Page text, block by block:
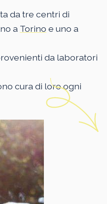
da tre centri di
a Torino e uno a
da laboratori
cura di loro ogni